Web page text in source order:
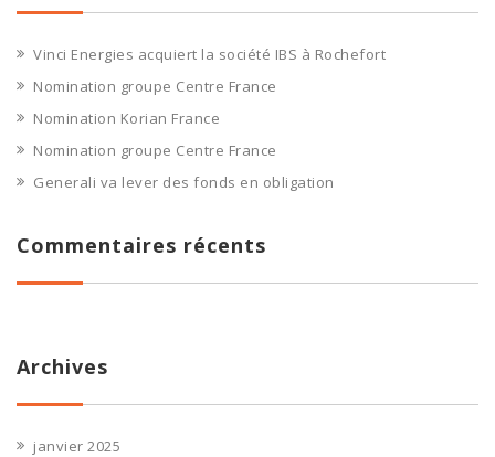
Vinci Energies acquiert la société IBS à Rochefort
Nomination groupe Centre France
Nomination Korian France
Nomination groupe Centre France
Generali va lever des fonds en obligation
Commentaires récents
Archives
janvier 2025